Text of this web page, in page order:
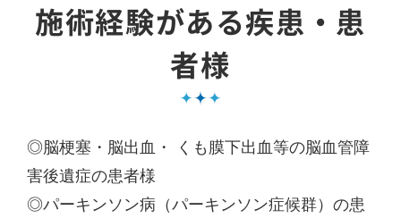
施術経験がある疾患・患
者様
◎脳梗塞・脳出血・ くも膜下出血等の脳血管障
害後遺症の患者様
◎パーキンソン病（パーキンソン症候群）の患